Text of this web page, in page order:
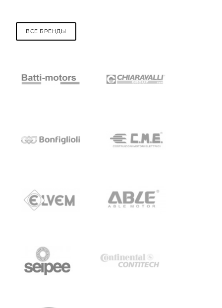
ВСЕ БРЕНДЫ